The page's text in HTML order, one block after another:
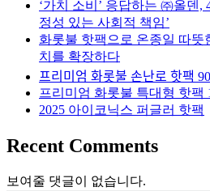
‘가치 소비’ 응답하는 ㈜올덴,
정성 있는 사회적 책임’
화롯불 핫팩으로 온종일 따
치를 확장하다
프리미엄 화롯불 손난로 핫팩
프리미엄 화롯불 특대형 핫팩
2025 아이코닉스 퍼글러 핫팩
Recent Comments
보여줄 댓글이 없습니다.